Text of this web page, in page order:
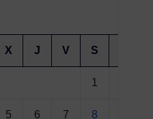
X J V S
1
5 6 7 8